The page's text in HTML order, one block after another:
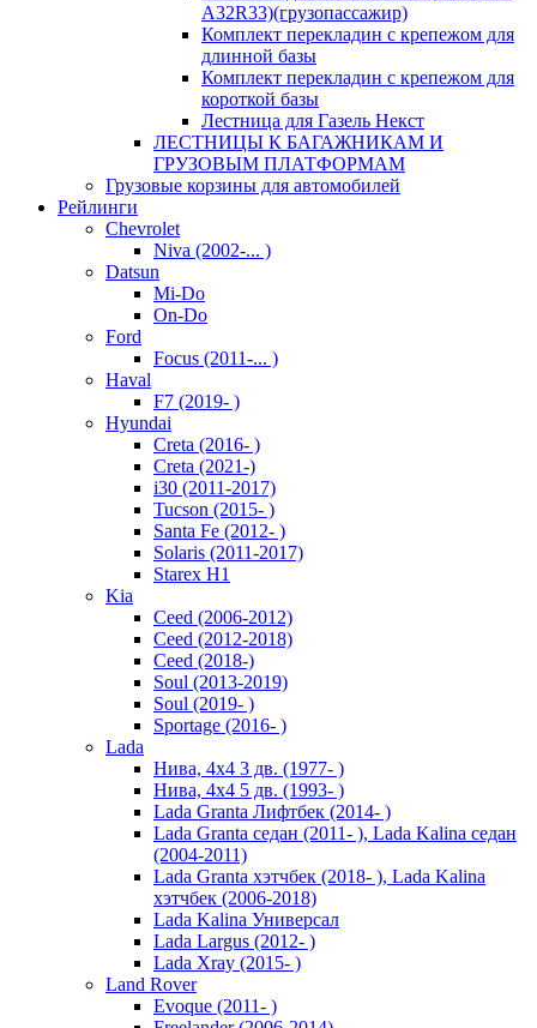
A32R33)(грузопассажир)
Комплект перекладин с крепежом для
длинной базы
Комплект перекладин с крепежом для
короткой базы
Лестница для Газель Некст
ЛЕСТНИЦЫ К БАГАЖНИКАМ И
ГРУЗОВЫМ ПЛАТФОРМАМ
Грузовые корзины для автомобилей
Рейлинги
Chevrolet
Niva (2002-... )
Datsun
Mi-Do
On-Do
Ford
Focus (2011-... )
Haval
F7 (2019- )
Hyundai
Creta (2016- )
Creta (2021-)
i30 (2011-2017)
Tucson (2015- )
Santa Fe (2012- )
Solaris (2011-2017)
Starex H1
Kia
Ceed (2006-2012)
Ceed (2012-2018)
Ceed (2018-)
Soul (2013-2019)
Soul (2019- )
Sportage (2016- )
Lada
Нива, 4х4 3 дв. (1977- )
Нива, 4х4 5 дв. (1993- )
Lada Granta Лифтбек (2014- )
Lada Granta седан (2011- ), Lada Kalina седан
(2004-2011)
Lada Granta хэтчбек (2018- ), Lada Kalina
хэтчбек (2006-2018)
Lada Kalina Универсал
Lada Largus (2012- )
Lada Xray (2015- )
Land Rover
Evoque (2011- )